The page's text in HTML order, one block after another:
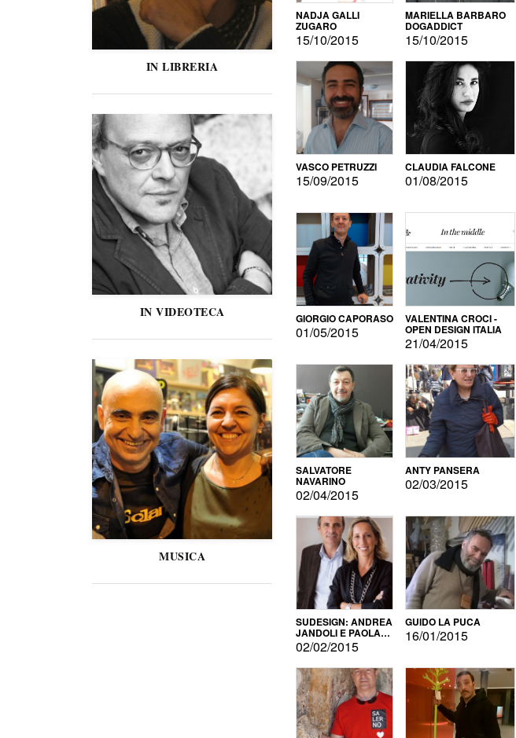
IN LIBRERIA
IN VIDEOTECA
MUSICA
NADJA GALLI
ZUGARO
15/10/2015
MARIELLA BARBARO
DOGADDICT
15/10/2015
VASCO PETRUZZI
15/09/2015
CLAUDIA FALCONE
01/08/2015
GIORGIO CAPORASO
01/05/2015
VALENTINA CROCI -
OPEN DESIGN ITALIA
21/04/2015
SALVATORE
NAVARINO
02/04/2015
ANTY PANSERA
02/03/2015
SUDESIGN: ANDREA
JANDOLI E PAOLA
PISAPIA
02/02/2015
GUIDO LA PUCA
16/01/2015